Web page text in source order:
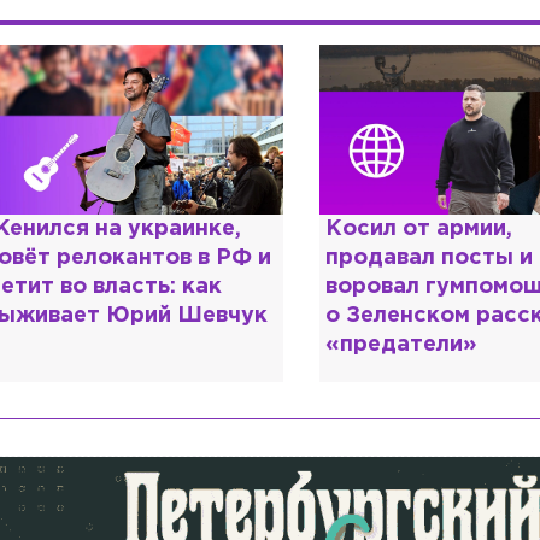
от армии,
посты и
гумпомощь: что
Зеленском рассказали
Рыдает из-за
опять флиртует с
Лазаревым: как
Кудрявцева
ума